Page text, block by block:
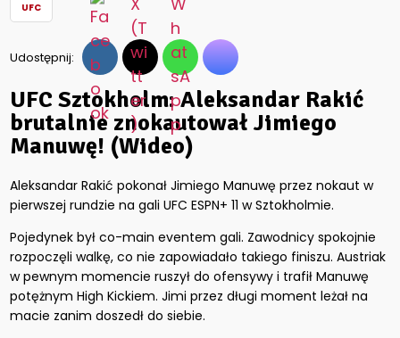
UFC
Udostępnij:
UFC Sztokholm: Aleksandar Rakić
brutalnie znokautował Jimiego
Manuwę! (Wideo)
Aleksandar Rakić pokonał Jimiego Manuwę przez nokaut w
pierwszej rundzie na gali UFC ESPN+ 11 w Sztokholmie.
Pojedynek był co-main eventem gali. Zawodnicy spokojnie
rozpoczęli walkę, co nie zapowiadało takiego finiszu. Austriak
w pewnym momencie ruszył do ofensywy i trafił Manuwę
potężnym High Kickiem. Jimi przez długi moment leżał na
macie zanim doszedł do siebie.